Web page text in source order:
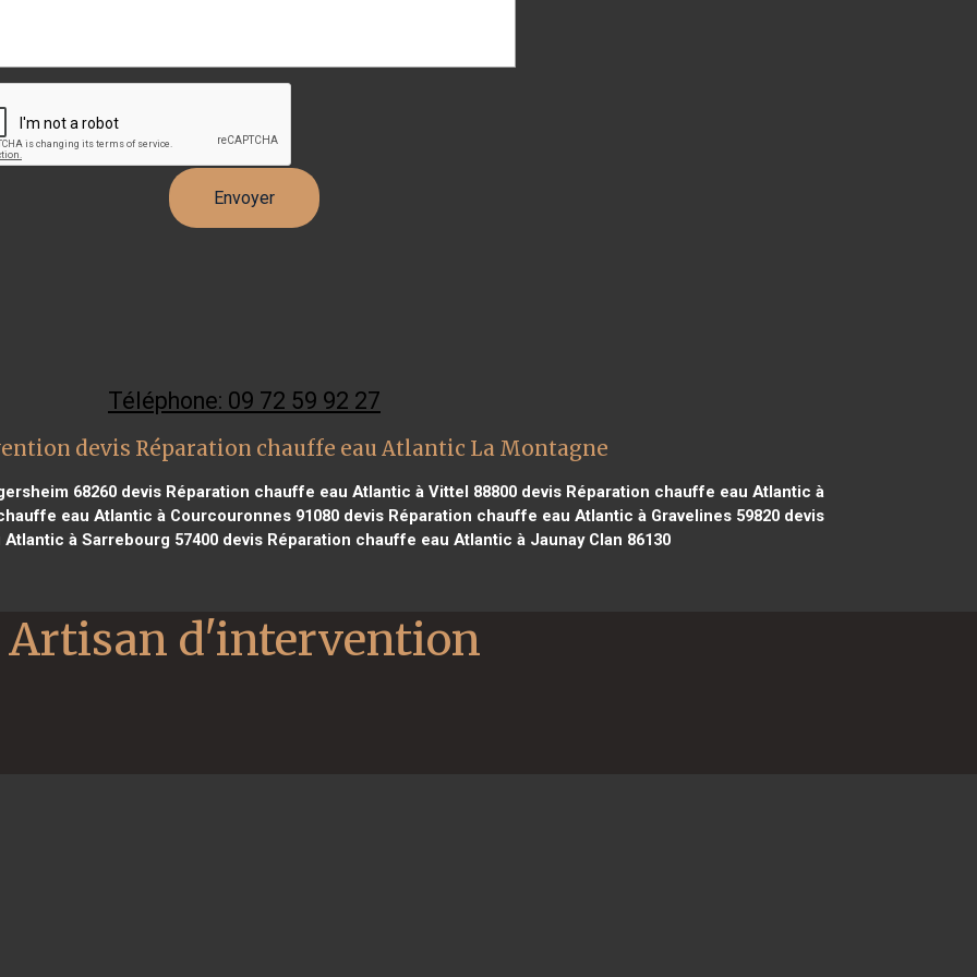
Téléphone: 09 72 59 92 27
devis Réparation chauffe eau Atlantic La Montagne
68260 devis Réparation chauffe eau Atlantic à Vittel 88800 devis Réparation chauffe eau Atlantic à
eau Atlantic à Courcouronnes 91080devis Réparation chauffe eau Atlantic à Gravelines 59820devis
à Sarrebourg 57400devis Réparation chauffe eau Atlantic à Jaunay Clan 86130
Artisan d'intervention